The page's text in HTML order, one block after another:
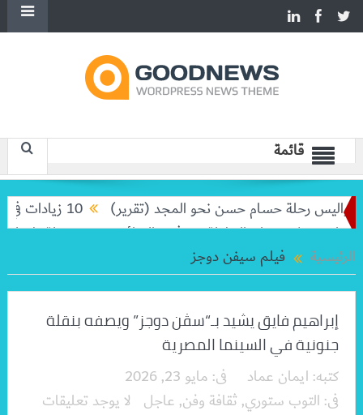
قائمة
رحلة حسام حسن نحو المجد (تقرير)
10 زيادات في 10 سنوات.. هل حان الوقت لرفع دعم البنزين نهائيا؟
تودعان البطولة من ثمن النهائي
بعد رحلة طويلة..
الرئيسية
فيلم سيفن دوجز
إبراهيم فايق يشيد بـ“سڤن دوجز” ويصفه بنقلة
جنونية في السينما المصرية
كتبه: ايمان عماد فى: مايو 23, 2026
فى: التوب ستوري, ثقافة وفن, عاجل لا يوجد تعليقات